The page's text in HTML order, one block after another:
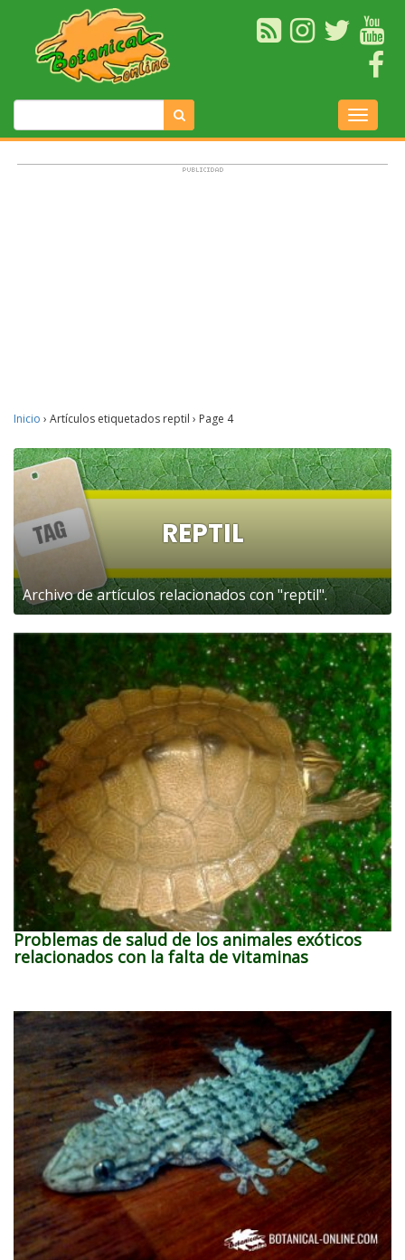
Inicio › Artículos etiquetados reptil › Page 4
REPTIL
Archivo de artículos relacionados con "reptil".
Problemas de salud de los animales exóticos
relacionados con la falta de vitaminas